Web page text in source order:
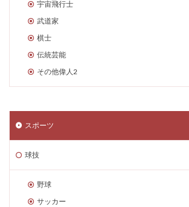
宇宙飛行士
武道家
棋士
伝統芸能
その他偉人2
スポーツ
球技
野球
サッカー